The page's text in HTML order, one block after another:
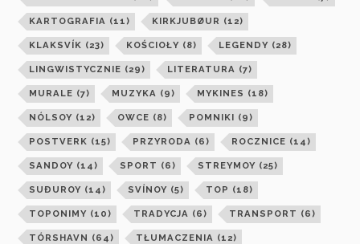
KARTOGRAFIA (11) KIRKJUBØUR (12)
KLAKSVÍK (23) KOŚCIOŁY (8) LEGENDY (28)
LINGWISTYCZNIE (29) LITERATURA (7)
MURALE (7) MUZYKA (9) MYKINES (18)
NÓLSOY (12) OWCE (8) POMNIKI (9)
POSTVERK (15) PRZYRODA (6) ROCZNICE (14)
SANDOY (14) SPORT (6) STREYMOY (25)
SUÐUROY (14) SVÍNOY (5) TOP (18)
TOPONIMY (10) TRADYCJA (6) TRANSPORT (6)
TÓRSHAVN (64) TŁUMACZENIA (12)